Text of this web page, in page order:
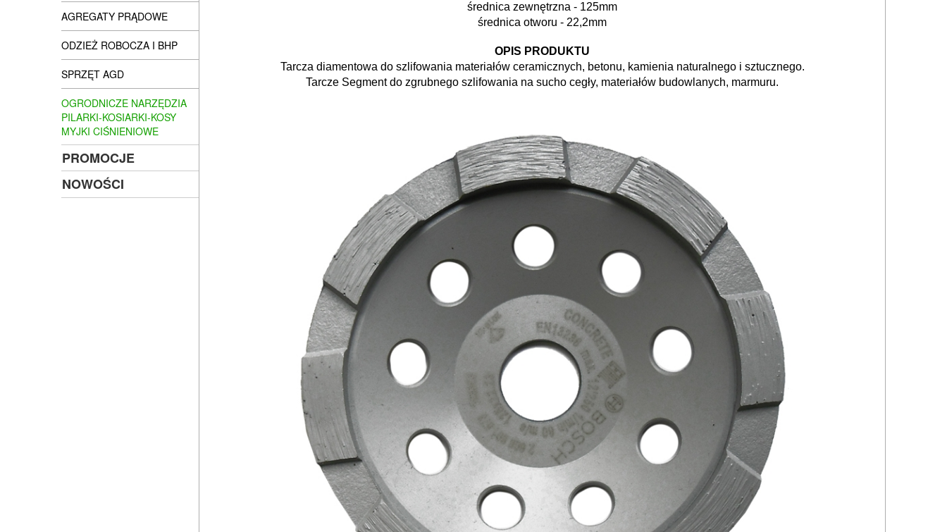
AGREGATY PRĄDOWE
ODZIEŻ ROBOCZA I BHP
SPRZĘT AGD
OGRODNICZE NARZĘDZIA
PILARKI-KOSIARKI-KOSY
MYJKI CIŚNIENIOWE
PROMOCJE
NOWOŚCI
średnica zewnętrzna - 125mm
średnica otworu - 22,2mm
OPIS PRODUKTU
Tarcza diamentowa do szlifowania materiałów ceramicznych, betonu, kamienia naturalnego i sztucznego.
Tarcze Segment do zgrubnego szlifowania na sucho cegły, materiałów budowlanych, marmuru.